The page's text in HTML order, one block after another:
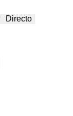
Directo